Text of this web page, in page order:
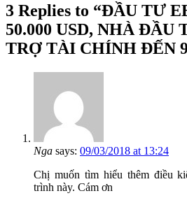
3 Replies to “ĐẦU TƯ
50.000 USD, NHÀ ĐẦU
TRỢ TÀI CHÍNH ĐẾN
Nga says: 09/03/2018 at 13:24
Chị muốn tìm hiểu thêm điều
trình này. Cám ơn